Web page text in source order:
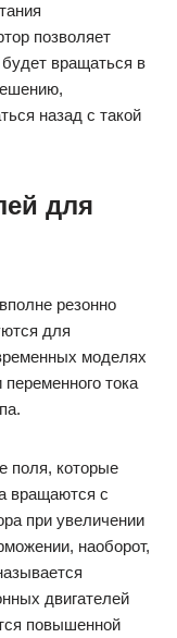
позволяет
вращаться в
назад с такой
для
резонно
для
моделях
тока
поля, которые
вращаются с
при увеличении
наоборот,
двигателей
повышенной